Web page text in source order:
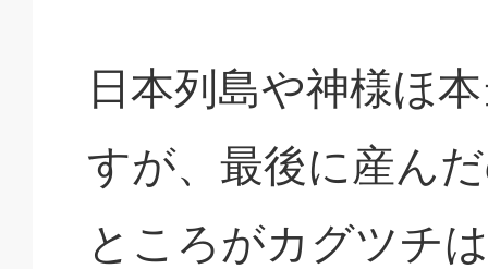
日本列島や神様ほ
すが、最後に産ん
ところがカグツチ